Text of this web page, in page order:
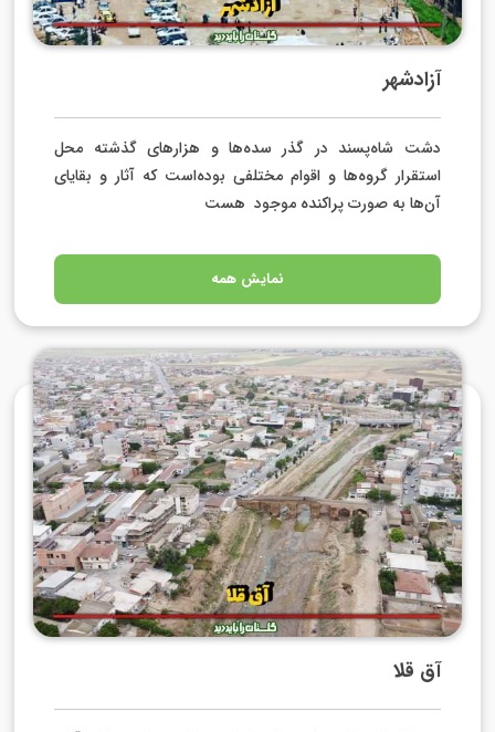
آزادشهر
دشت شاه‌پسند در گذر سده‌ها و هزارهای گذشته محل
استقرار گروه‌ها و اقوام مختلفی بوده‌است که آثار و بقایای
آن‌ها به صورت پراکنده موجود هست
نمایش همه
آق قلا